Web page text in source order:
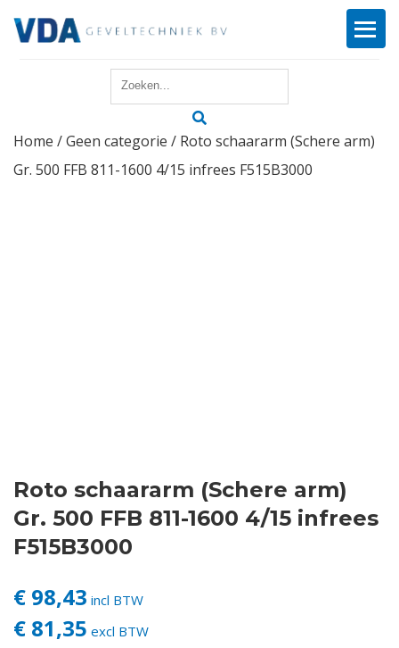
Reparatie
Login
Vacatures
Home /Geen categorie / Roto schaararm (Schere arm)
Gr. 500 FFB 811-1600 4/15 infrees F515B3000
Roto schaararm (Schere arm)
Gr. 500 FFB 811-1600 4/15 infrees
F515B3000
€ 98,43 incl BTW
€ 81,35 excl BTW